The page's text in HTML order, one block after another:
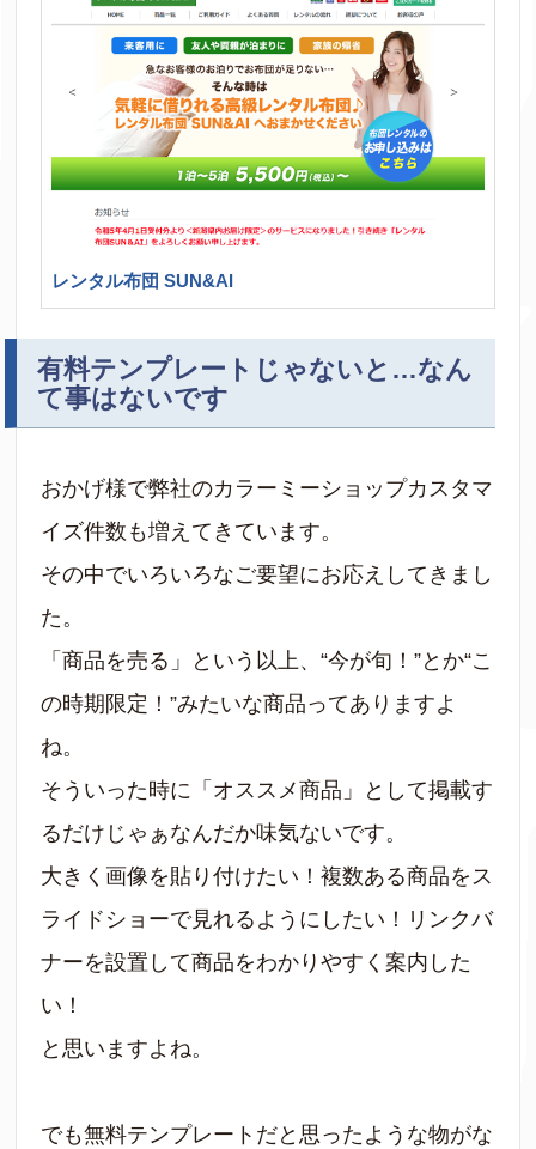
レンタル布団 SUN&AI
有料テンプレートじゃないと…なん
て事はないです
おかげ様で弊社のカラーミーショップカスタマ
イズ件数も増えてきています。
その中でいろいろなご要望にお応えしてきまし
た。
「商品を売る」という以上、“今が旬！”とか“こ
の時期限定！”みたいな商品ってありますよ
ね。
そういった時に「オススメ商品」として掲載す
るだけじゃぁなんだか味気ないです。
大きく画像を貼り付けたい！複数ある商品をス
ライドショーで見れるようにしたい！リンクバ
ナーを設置して商品をわかりやすく案内した
い！
と思いますよね。
でも無料テンプレートだと思ったような物がな